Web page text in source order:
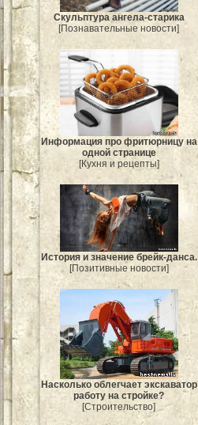
Скульптура ангела-старика
[Познавательные новости]
Информация про фритюрницу на
одной странице
[Кухня и рецепты]
История и значение брейк-данса.
[Позитивные новости]
Насколько облегчает экскаватор
работу на стройке?
[Строительство]